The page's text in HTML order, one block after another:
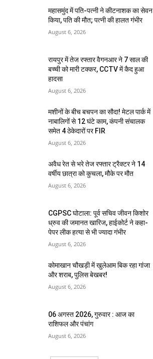
महासमुंद में पति-पत्नी ने कीटनाशक का सेवन
किया, पति की मौत; पत्नी की हालत गंभीर
August 6, 2026
रायपुर में तेज रफ्तार वैगनआर ने 7 साल की
बच्ची को मारी टक्कर, CCTV में कैद हुआ
हादसा
August 6, 2026
मशीनों के बीच बचपन का सौदा! मेटल पार्क में
नाबालिगों से 12 घंटे काम, कंपनी संचालक
समेत 4 ठेकेदारों पर FIR
August 6, 2026
अवैध रेत से भरे तेज रफ्तार ट्रैक्टर ने 14
वर्षीय छात्रा को कुचला, मौके पर मौत
August 6, 2026
CGPSC घोटाला: पूर्व सचिव जीवन किशोर
ध्रुव की जमानत खारिज, हाईकोर्ट ने कहा-
पेपर लीक हत्या से भी ज्यादा गंभीर
August 6, 2026
कोमाखान चौखड़ी में खुलेआम बिक रहा गांजा
और शराब, पुलिस बेखबर!
August 6, 2026
06 अगस्त 2026, गुरुवार : आज का
राशिफल और पंचांग
August 6, 2026